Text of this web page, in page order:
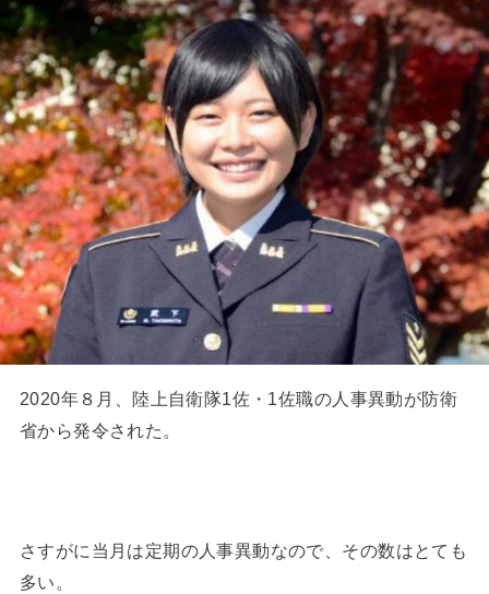
2020年８月、陸上自衛隊1佐・1佐職の人事異動が防衛
省から発令された。
さすがに当月は定期の人事異動なので、その数はとても
多い。